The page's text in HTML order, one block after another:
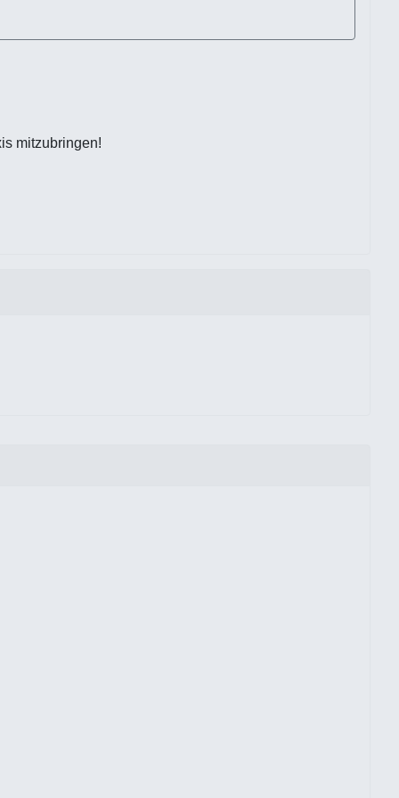
mitzubringen!